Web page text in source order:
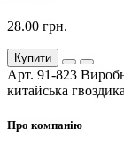
28.00 грн.
Купити
Арт. 91-823
китайська
Про компанію